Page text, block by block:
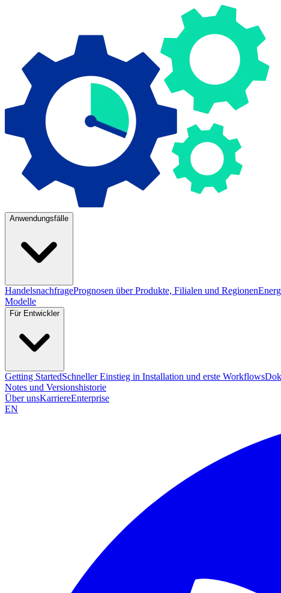
Anwendungsfälle
HandelsnachfragePrognosen über Produkte, Filialen und Regionen
Modelle
Für Entwickler
Getting StartedSchneller Einstieg in Installation und erste Workflows
Notes und Versionshistorie
Über unsKarriereEnterprise
EN